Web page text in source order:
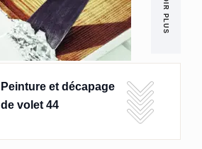
Peinture et décapage
de volet 44